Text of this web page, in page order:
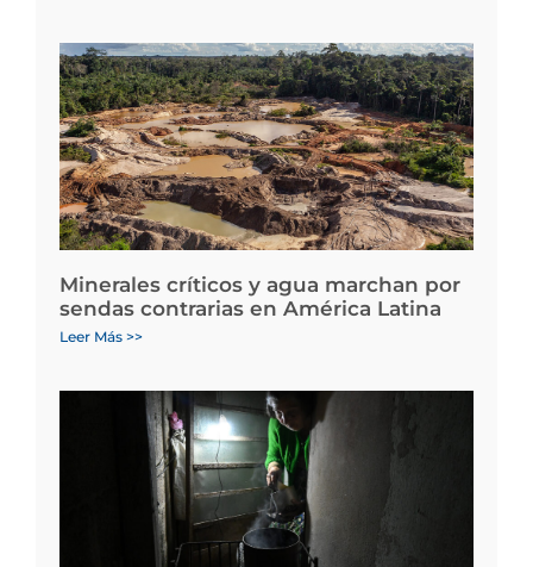
Minerales críticos y agua marchan por
sendas contrarias en América Latina
Leer Más >>